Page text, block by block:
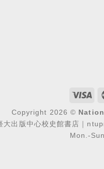
Copyright 2026 ©
大出版中心校史館書店｜
Mon.-